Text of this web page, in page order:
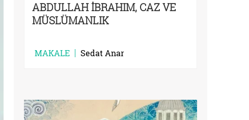
ABDULLAH İBRAHIM, CAZ VE
MÜSLÜMANLIK
MAKALE Sedat Anar